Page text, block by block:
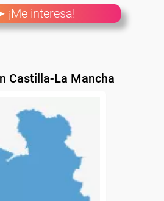
¡Me interesa!
Castilla-La Mancha